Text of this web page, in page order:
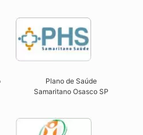
Plano de Saúde
Samaritano Osasco SP